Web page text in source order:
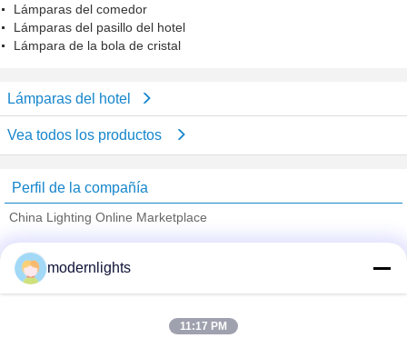
Lámparas del comedor
Lámparas del pasillo del hotel
Lámpara de la bola de cristal
Lámparas del hotel
Vea todos los productos
Perfil de la compañía
China Lighting Online Marketplace
Trust Seal
Verified Suplier
modernlights
11:17 PM